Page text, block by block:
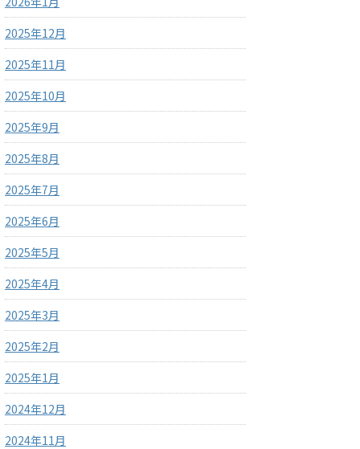
2025年12月
2025年11月
2025年10月
2025年9月
2025年8月
2025年7月
2025年6月
2025年5月
2025年4月
2025年3月
2025年2月
2025年1月
2024年12月
2024年11月